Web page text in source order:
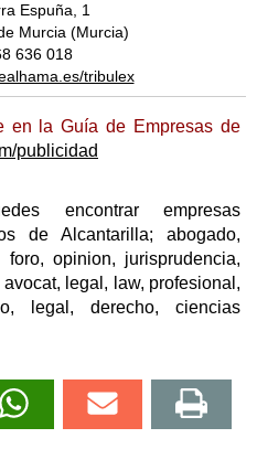
Espuña, 1
Murcia (Murcia)
636 018
tribulex
en la Guía de Empresas de
publicidad
encontrar empresas
de Alcantarilla; abogado,
opinion, jurisprudencia,
legal, law, profesional,
legal, derecho, ciencias